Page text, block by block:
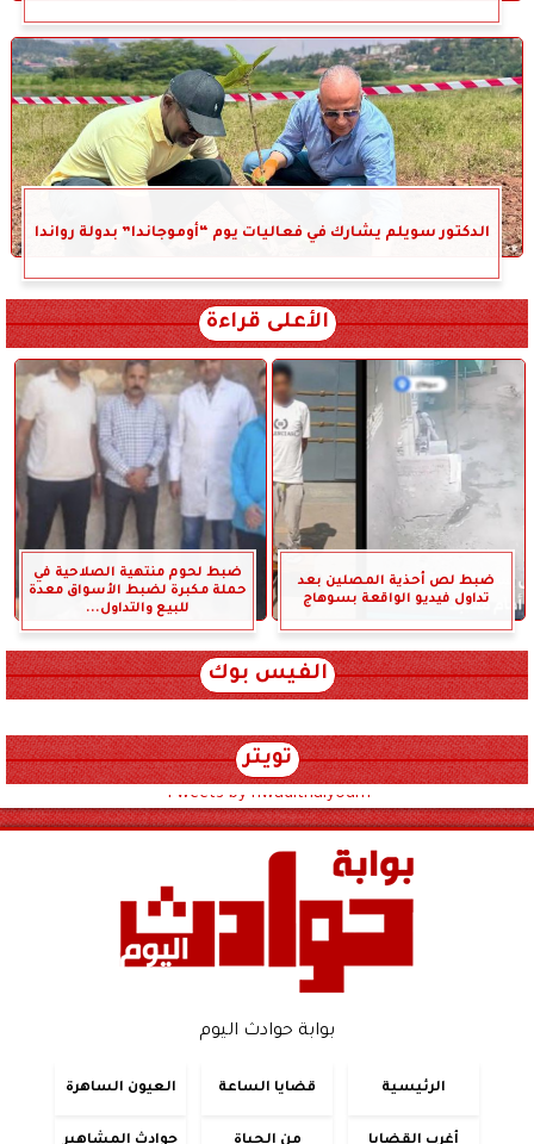
الدكتور سويلم يشارك في فعاليات يوم “أوموجاندا” بدولة رواندا
الأعلى قراءة
ضبط لص أحذية المصلين بعد
تداول فيديو الواقعة بسوهاج
ضبط لحوم منتهية الصلاحية في
حملة مكبرة لضبط الأسواق معدة
للبيع والتداول...
الفيس بوك
تويتر
Tweets by hwadithalyoum
بوابة حوادث اليوم
الرئيسية قضايا الساعة العيون الساهرة
أغرب القضايا من الحياة حوادث المشاهير